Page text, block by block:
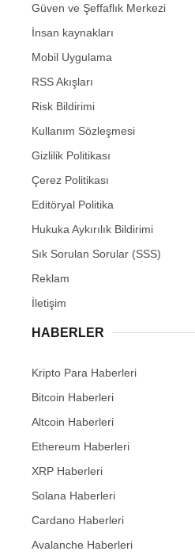
Güven ve Şeffaflık Merkezi
İnsan kaynakları
Mobil Uygulama
RSS Akışları
Risk Bildirimi
Kullanım Sözleşmesi
Gizlilik Politikası
Çerez Politikası
Editöryal Politika
Hukuka Aykırılık Bildirimi
Sık Sorulan Sorular (SSS)
Reklam
İletişim
HABERLER
Kripto Para Haberleri
Bitcoin Haberleri
Altcoin Haberleri
Ethereum Haberleri
XRP Haberleri
Solana Haberleri
Cardano Haberleri
Avalanche Haberleri